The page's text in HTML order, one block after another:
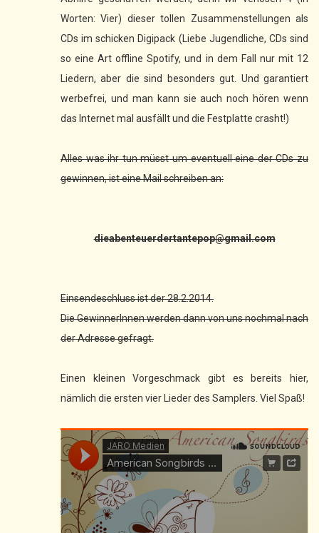
Worten: Vier) dieser tollen Zusammenstellungen als
CDs im schicken Digipack (Liebe Jugendliche, CDs sind
so eine Art offline Spotify, und in dem Fall nur mit 12
Liedern, aber die sind besonders gut. Und garantiert
werbefrei, und man kann sie auch noch hören wenn
das Internet mal ausfällt und die Festplatte crasht!)
Alles was ihr tun müsst um eventuell eine der CDs zu
gewinnen, ist eine Mail schreiben an:
dieabenteuerdertantepop@gmail.com
Einsendeschluss ist der 28.2.2014.
Die GewinnerInnen werden dann von uns nochmal nach
der Adresse gefragt.
Einen kleinen Vorgeschmack gibt es bereits hier,
nämlich die ersten vier Lieder des Samplers. Viel Spaß!